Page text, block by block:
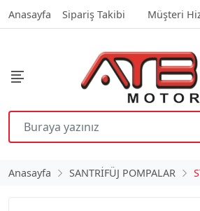
Anasayfa Sipariş Takibi Müşteri
Anasayfa SANTRİFÜJ POMPALAR